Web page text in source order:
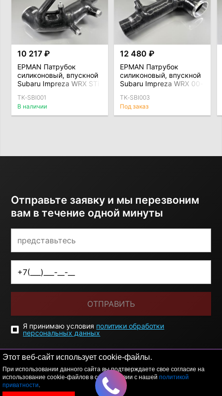
Этот веб-сайт использует cookie-файлы.
При использовании данного сайта вы подтверждаете свое согласие на
использование cookie-файлов в соответствии с нашей политикой
приватности.
10 217 ₽
EPMAN Патрубок
силиконовый, впускной
Subaru Impreza WRX STi
TK-SBI001
В наличии
12 480 ₽
EPMAN Патрубок
силиконовый, впускной
Subaru Impreza WRX 00-
TK-SBI003
Под заказ
Отправьте заявку и мы перезвоним
вам в течение одной минуты
ОТПРАВИТЬ
Я принимаю условия политики обработки
персональных данных